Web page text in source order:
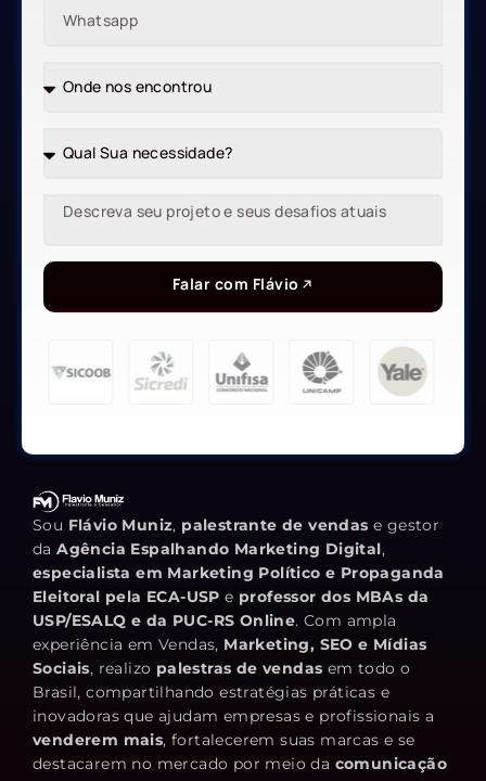
Falar com Flávio
Sou Flávio Muniz, palestrante de vendas e gestor
daAgência Espalhando Marketing Digital,
especialista em Marketing Político e Propaganda
Eleitoral pela ECA-USP e professor dos MBAs da
USP/ESALQ e da PUC-RS Online. Com ampla
experiência em Vendas, Marketing, SEO e Mídias
Sociais, realizo palestras de vendas em todo o
Brasil, compartilhando estratégias práticas e
inovadoras que ajudam empresas e profissionais a
venderem mais, fortalecerem suas marcas e se
destacarem no mercado por meio da comunicação